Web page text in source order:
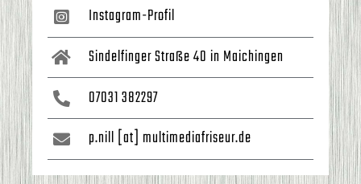
Instagram-Profil
Sindelfinger Straße 40 in Maichingen
07031 382297
p.nill [at] multimediafriseur.de